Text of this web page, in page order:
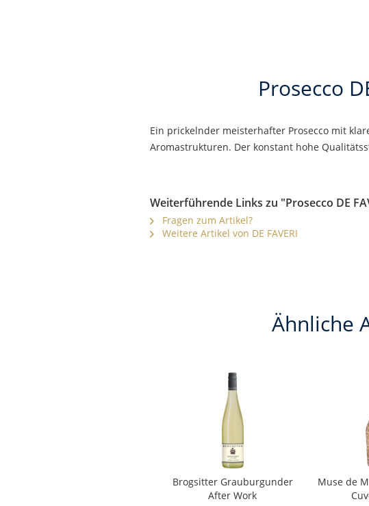
Prosecco
Ein prickelnder meisterhafter Prosecco mit
Aromastrukturen. Der konstant hohe
Weiterführende Links zu "Prosecco DE
Fragen zum Artikel?
Weitere Artikel von DE FAVERI
Ähnliche
Brogsitter Grauburgunder
After Work
Muse de